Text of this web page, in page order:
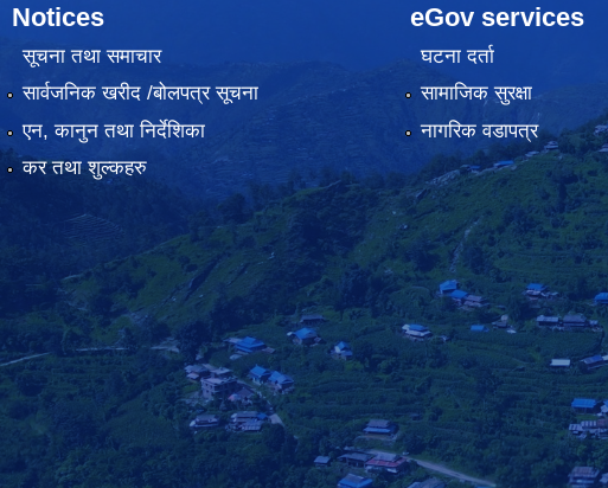
Notices
सूचना तथा समाचार
सार्वजनिक खरीद /बोलपत्र सूचना
एन, कानुन तथा निर्देशिका
कर तथा शुल्कहरु
eGov services
घटना दर्ता
सामाजिक सुरक्षा
नागरिक वडापत्र